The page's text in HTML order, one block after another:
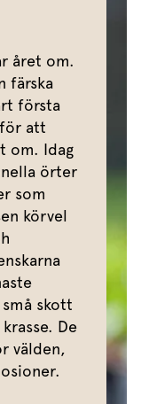
året om.
färska
första
att
om. Idag
örter
som
körvel
skott
De
välden,